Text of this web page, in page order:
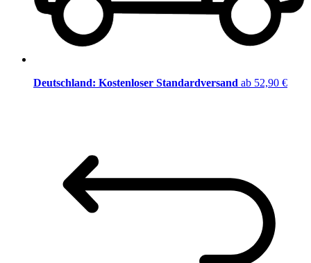
Deutschland: Kostenloser Standardversand ab 52,90 €